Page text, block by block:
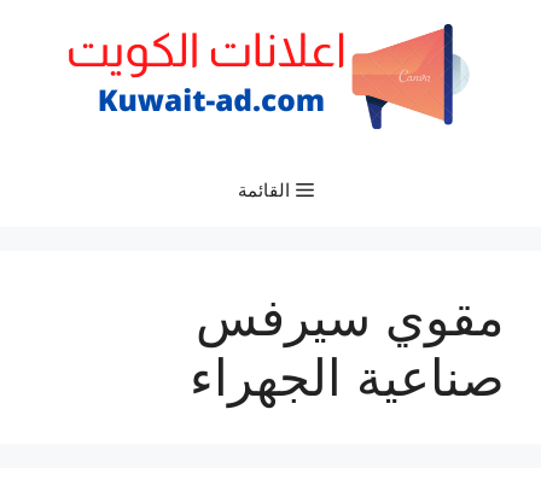
القائمة
مقوي سيرفس
صناعية الجهراء